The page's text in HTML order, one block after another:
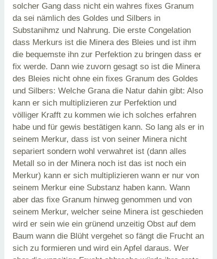
solcher Gang dass nicht ein wahres fixes Granum
da sei nämlich des Goldes und Silbers in
Substanihmz und Nahrung. Die erste Congelation
dass Merkurs ist die Minera des Bleies und ist ihm
die bequemste ihn zur Perfektion zu bringen dass er
fix werde. Dann wie zuvorn gesagt so ist die Minera
des Bleies nicht ohne ein fixes Granum des Goldes
und Silbers: Welche Grana die Natur dahin gibt: Also
kann er sich multiplizieren zur Perfektion und
völliger Krafft zu kommen wie ich solches erfahren
habe und für gewis bestätigen kann. So lang als er in
seinem Merkur, dass ist von seiner Minera nicht
separiert sondern wohl verwahret ist (dann alles
Metall so in der Minera noch ist das ist noch ein
Merkur) kann er sich multiplizieren wann er nur von
seinem Merkur eine Substanz haben kann. Wann
aber das fixe Granum hinweg genommen und von
seinem Merkur, welcher seine Minera ist geschieden
wird er sein wie ein grünend unzeitig Obst auf dem
Baum wann die Blüht vergehet so fängt die Frucht an
sich zu formieren und wird ein Apfel daraus. Wer